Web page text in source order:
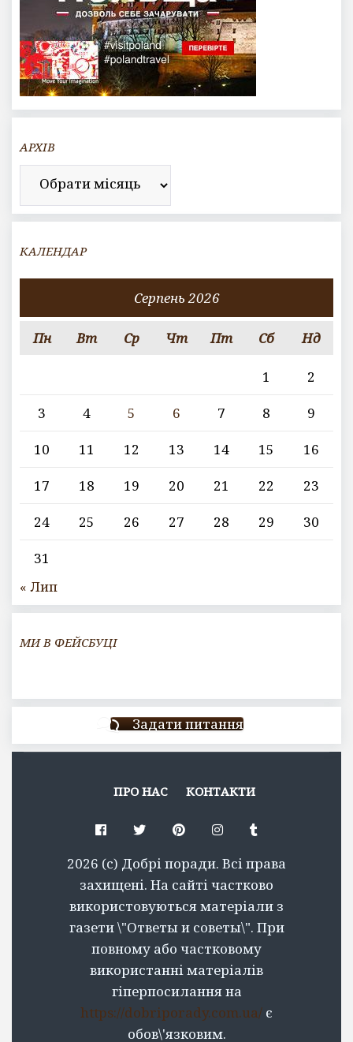
АРХІВ
Архів
КАЛЕНДАР
Серпень 2026
Пн Вт Ср Чт Пт Сб Нд
1
2
3
4 5 6 7 8
9
10
11 12 13 14 15
16
17
18 19 20 21 22
23
24
25 26 27 28 29
30
31
« Лип
МИ В ФЕЙСБУЦІ
Задати питання
ПРО НАС КОНТАКТИ
Facebook
TwitterPinterestInstagram
Tumblr
2026 (c) Добрі поради. Всі права
захищені. На сайті частково
використовуються матеріали з
газети \"Ответы и советы\". При
повному або частковому
використанні матеріалів
гіперпосилання на
https://dobriporady.com.ua/ є
обов\'язковим.